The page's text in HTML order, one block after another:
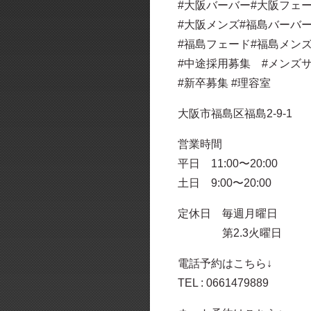
#大阪バーバー#大阪フェ
#大阪メンズ#福島バーバー
#福島フェード#福島メン
#中途採用募集 #メンズ
#新卒募集 #理容室
大阪市福島区福島2-9-1
営業時間
平日 11:00〜20:00
土日 9:00〜20:00
定休日 毎週月曜日
第2.3火曜日
電話予約はこちら↓
TEL : 0661479889